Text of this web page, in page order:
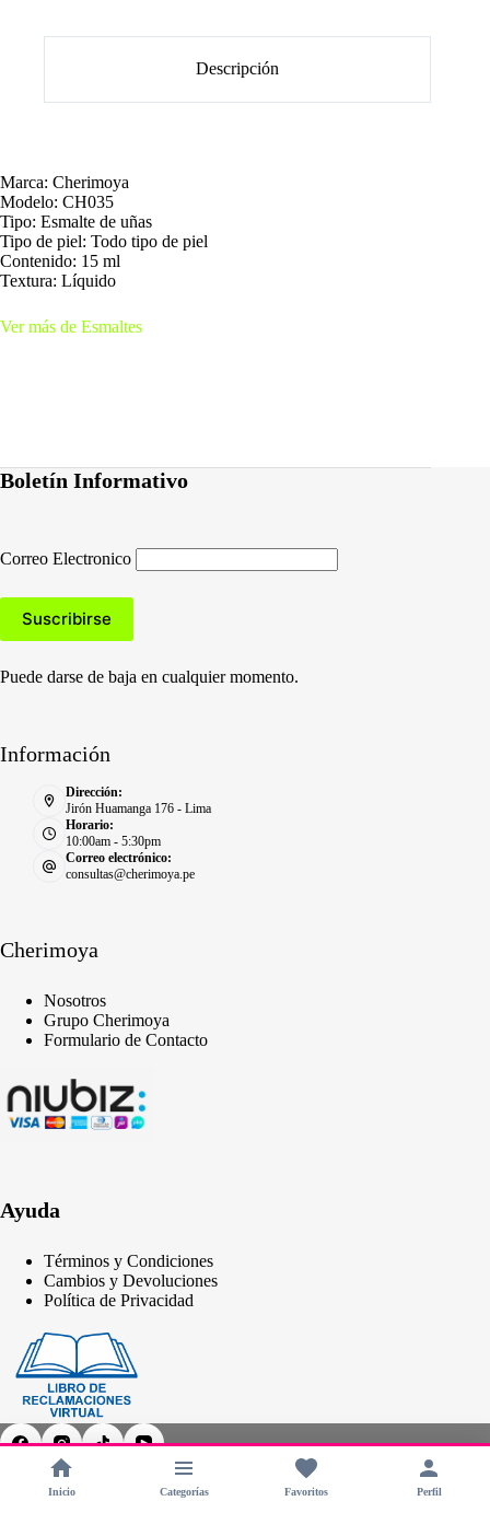
Descripción
Marca: Cherimoya
Modelo: CH035
Tipo: Esmalte de uñas
Tipo de piel: Todo tipo de piel
Contenido: 15 ml
Textura: Líquido
Ver más de Esmaltes
Boletín Informativo
Correo Electronico
Puede darse de baja en cualquier momento.
Información
Dirección:
Jirón Huamanga 176 - Lima
Horario:
10:00am - 5:30pm
Correo electrónico:
consultas@cherimoya.pe
Cherimoya
Nosotros
Grupo Cherimoya
Formulario de Contacto
Ayuda
Términos y Condiciones
Cambios y Devoluciones
Política de Privacidad
Copyright © 2026 - CHERIMOYA Perú
Inicio Categorías Favoritos Perfil